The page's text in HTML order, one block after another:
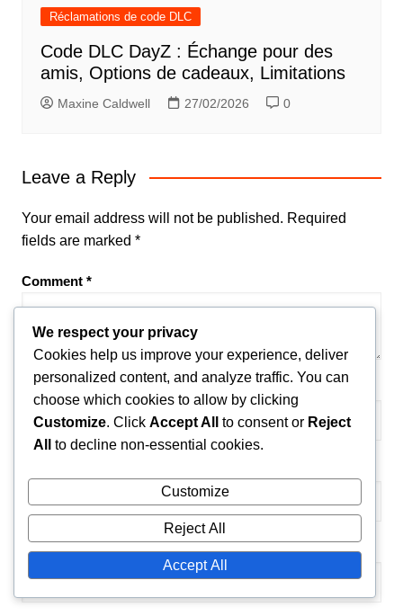
Réclamations de code DLC
Code DLC DayZ : Échange pour des
amis, Options de cadeaux, Limitations
Maxine Caldwell 27/02/2026 0
Leave a Reply
Your email address will not be published. Required
fields are marked *
Comment *
Name
Website
We respect your privacy
Cookies help us improve your experience, deliver
personalized content, and analyze traffic. You can
choose which cookies to allow by clicking
Customize. Click Accept All to consent or Reject
All
to decline non-essential cookies.
Customize
Reject All
Accept All